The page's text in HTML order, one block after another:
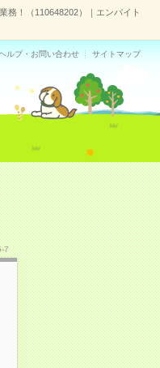
務！（110648202）｜エンバイト
ルプ・お問い合わせ サイトマップ
7